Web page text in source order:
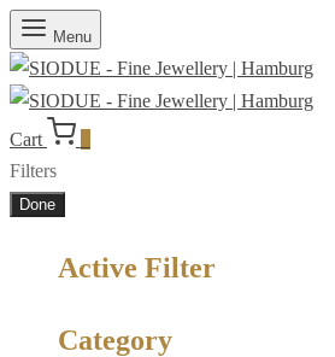
Menu
Cart
Filters
Done
Active Filter
Category